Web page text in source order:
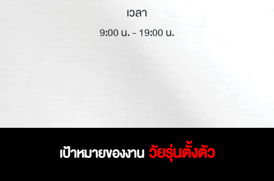
เวลา
9:00 น. - 19:00 น.
เป้าหมายของงาน วัยรุ่นตั้งตัว